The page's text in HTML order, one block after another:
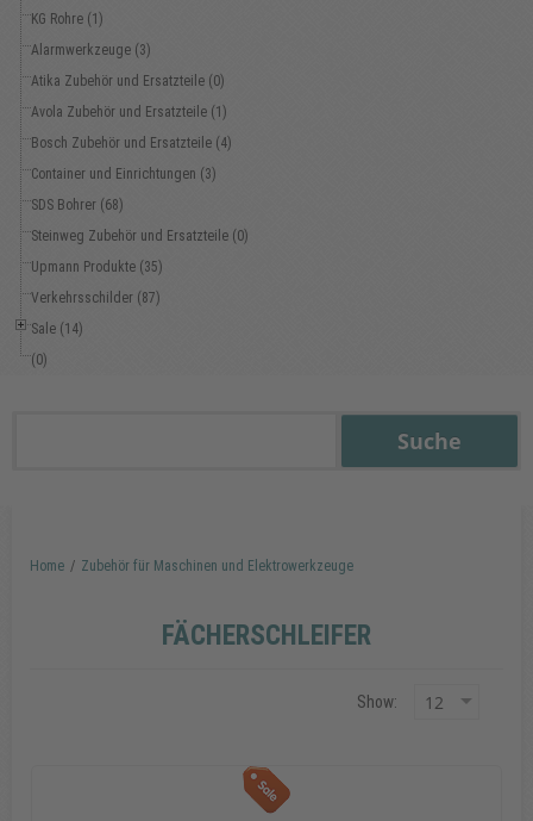
KG Rohre (1)
Alarmwerkzeuge (3)
Atika Zubehör und Ersatzteile (0)
Avola Zubehör und Ersatzteile (1)
Bosch Zubehör und Ersatzteile (4)
Container und Einrichtungen (3)
SDS Bohrer (68)
Steinweg Zubehör und Ersatzteile (0)
Upmann Produkte (35)
Verkehrsschilder (87)
Sale (14)
(0)
Home / Zubehör für Maschinen und Elektrowerkzeuge
FÄCHERSCHLEIFER
Show: